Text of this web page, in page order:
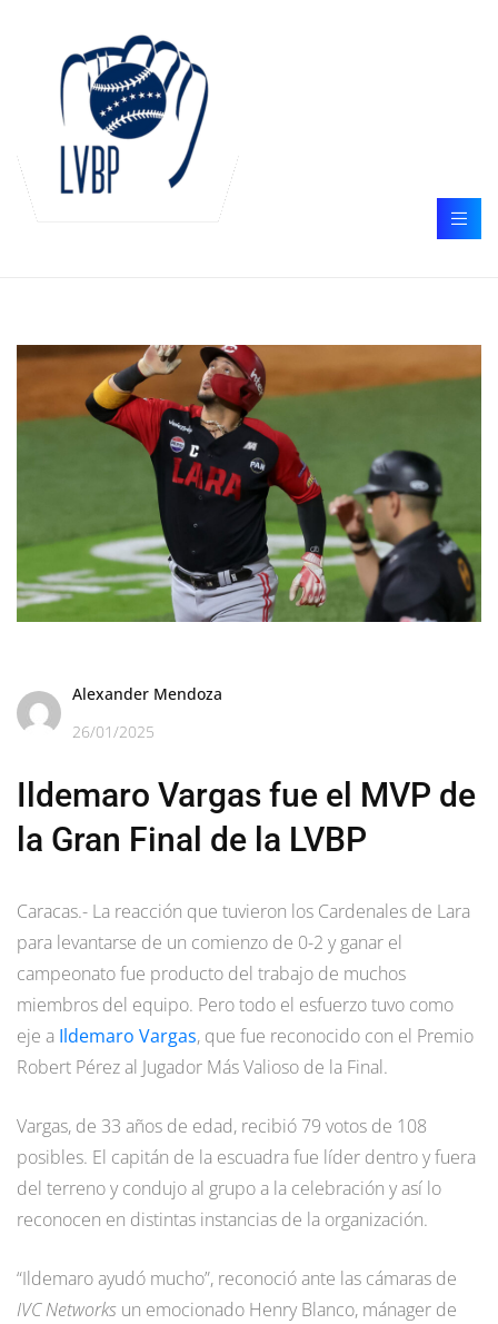
Alexander Mendoza
26/01/2025
Ildemaro Vargas fue el MVP de
la Gran Final de la LVBP
Caracas.- La reacción que tuvieron los Cardenales de Lara
para levantarse de un comienzo de 0-2 y ganar el
campeonato fue producto del trabajo de muchos
miembros del equipo. Pero todo el esfuerzo tuvo como
eje a Ildemaro Vargas, que fue reconocido con el Premio
Robert Pérez al Jugador Más Valioso de la Final.
Vargas, de 33 años de edad, recibió 79 votos de 108
posibles. El capitán de la escuadra fue líder dentro y fuera
del terreno y condujo al grupo a la celebración y así lo
reconocen en distintas instancias de la organización.
“Ildemaro ayudó mucho”, reconoció ante las cámaras de
IVC Networks un emocionado Henry Blanco, mánager de